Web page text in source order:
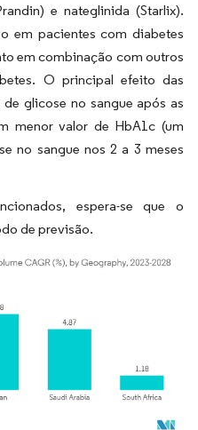
e nateglinida (Starlix).
em pacientes com diabetes
em combinação com outros
O principal efeito das
glicose no sangue após as
menor valor de HbA1c (um
no sangue nos 2 a 3 meses
espera-se que o
de previsão.